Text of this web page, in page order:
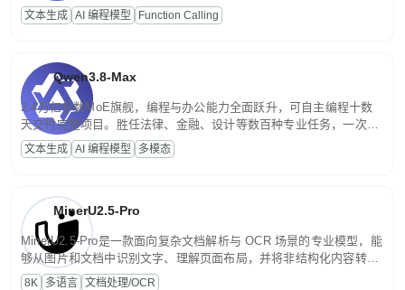
高并发、轻量化任务，适合日常对话、内容创作、基础 RAG、批量
文案处理等普惠刚需场景。
文本生成 AI 编程模型 Function Calling
Qwen3.8-Max
2.4万亿参数MoE旗舰，编程与办公能力全面跃升，可自主编程十数
天交付完整项目。胜任法律、金融、设计等数百种专业任务，一次对
话端到端交付生产级成果。原生视觉理解贯穿规划、执行与验证全流
程，支持超长文档与长视频的深度语义解析。长程任务中自主规划与
文本生成 AI 编程模型 多模态
MinerU2.5-Pro
MinerU2.5-Pro是一款面向复杂文档解析与 OCR 场景的专业模型，能
够从图片和文档中识别文字、理解页面布局，并将非结构化内容转换
为便于存储、检索和二次处理的结构化结果。
8K 多语言 文档处理/OCR